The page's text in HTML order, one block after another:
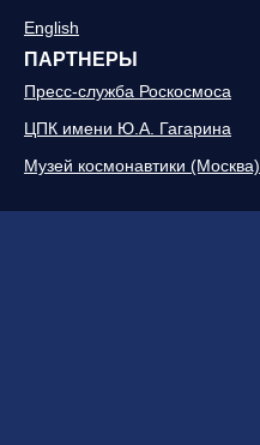
English
ПАРТНЕРЫ
Пресс-служба Роскосмоса
ЦПК имени Ю.А. Гагарина
Музей космонавтики (Москва)